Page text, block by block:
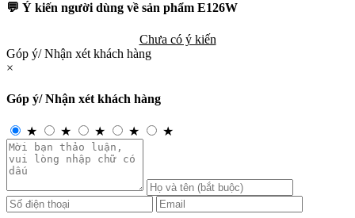
💬 Ý kiến người dùng về sản phẩm E126W
Chưa có ý kiến
Góp ý/ Nhận xét khách hàng
×
Góp ý/ Nhận xét khách hàng
★ ★ ★ ★ ★